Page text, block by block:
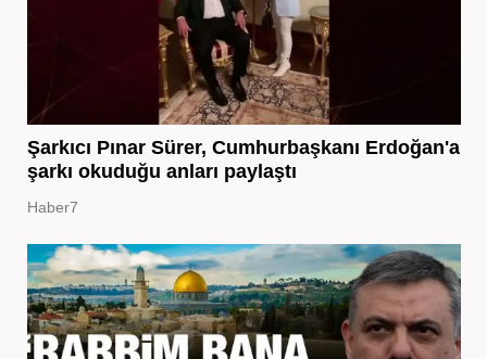
Şarkıcı Pınar Sürer, Cumhurbaşkanı Erdoğan'a
şarkı okuduğu anları paylaştı
Haber7